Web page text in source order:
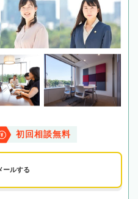
初回相談無料
ールする